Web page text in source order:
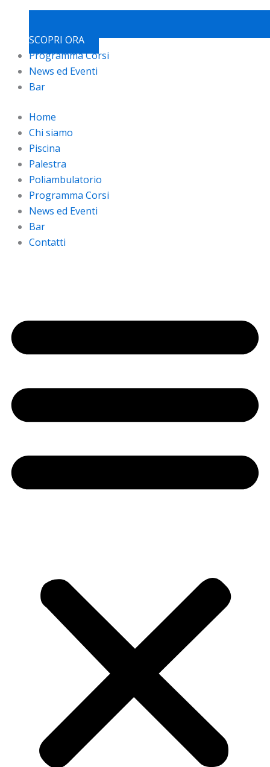
SCOPRI ORA
Programma Corsi
News ed Eventi
Bar
Home
Chi siamo
Piscina
Palestra
Poliambulatorio
Programma Corsi
News ed Eventi
Bar
Contatti